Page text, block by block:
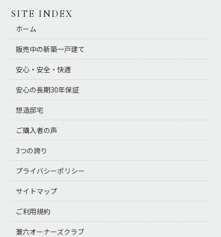
SITE INDEX
ホーム
販売中の新築一戸建て
安心・安全・快適
安心の長期30年保証
想造邸宅
ご購入者の声
3つの誇り
プライバシーポリシー
サイトマップ
ご利用規約
兼六オーナーズクラブ